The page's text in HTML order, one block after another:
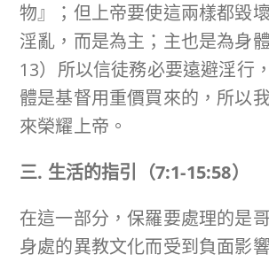
物』；但上帝要使這兩樣都毀
淫亂，而是為主；主也是為身
13）所以信徒務必要遠避淫行
體是基督用重價買來的，所以
來榮耀上帝。
三. 生活的指引（7:1-15:58）
在這一部分，保羅要處理的是
身處的異教文化而受到負面影